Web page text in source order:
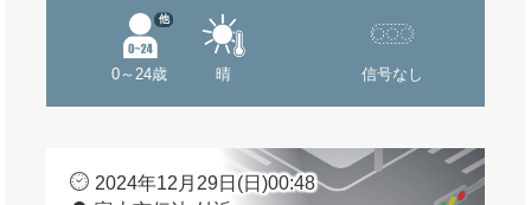
0～24歳
他
晴 信号なし
2024年12月29日(日)00:48